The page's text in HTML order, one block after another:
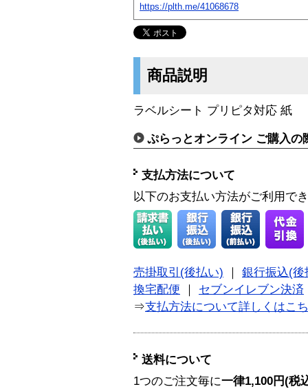
https://plth.me/41068678
商品説明
ラベルシート プリピタ対応 紙
ぷらっとオンライン ご購入の
支払方法について
以下のお支払い方法がご利用で
売掛取引(後払い)
銀行振込(後
換宅配便
セブンイレブン決済
⇒支払方法について詳しくはこ
送料について
1つのご注文毎に一律1,100円(税